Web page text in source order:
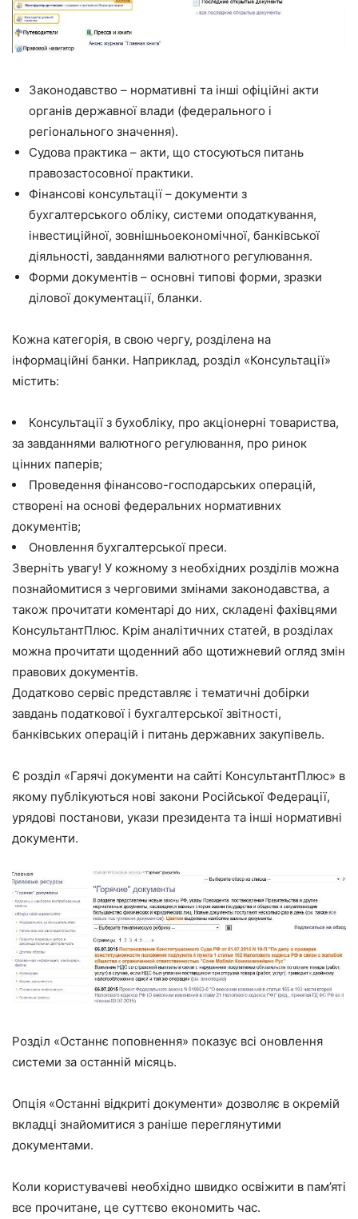
Законодавство – нормативні та інші офіційні акти
органів державної влади (федерального і
регіонального значення).
Судова практика – акти, що стосуються питань
правозастосовної практики.
Фінансові консультації – документи з
бухгалтерського обліку, системи оподаткування,
інвестиційної, зовнішньоекономічної, банківської
діяльності, завданнями валютного регулювання.
Форми документів – основні типові форми, зразки
ділової документації, бланки.
Кожна категорія, в свою чергу, розділена на
інформаційні банки. Наприклад, розділ «Консультації»
містить:
Консультації з бухобліку, про акціонерні товариства,
за завданнями валютного регулювання, про ринок
цінних паперів;
Проведення фінансово-господарських операцій,
створені на основі федеральних нормативних
документів;
Оновлення бухгалтерської преси.
Зверніть увагу! У кожному з необхідних розділів можна
познайомитися з черговими змінами законодавства, а
також прочитати коментарі до них, складені фахівцями
КонсультантПлюс. Крім аналітичних статей, в розділах
можна прочитати щоденний або щотижневий огляд змін
правових документів.
Додатково сервіс представляє і тематичні добірки
завдань податкової і бухгалтерської звітності,
банківських операцій і питань державних закупівель.
Є розділ «Гарячі документи на сайті КонсультантПлюс» в
якому публікуються нові закони Російської Федерації,
урядові постанови, укази президента та інші нормативні
документи.
Розділ «Останнє поповнення» показує всі оновлення
системи за останній місяць.
Опція «Останні відкриті документи» дозволяє в окремій
вкладці знайомитися з раніше переглянутими
документами.
Коли користувачеві необхідно швидко освіжити в пам’яті
все прочитане, це суттєво економить час.